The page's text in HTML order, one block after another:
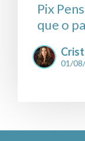
Pix
que o
01/